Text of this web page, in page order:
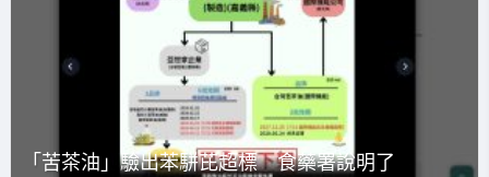
「苦茶油」驗出苯駢芘超標 食藥署說明了